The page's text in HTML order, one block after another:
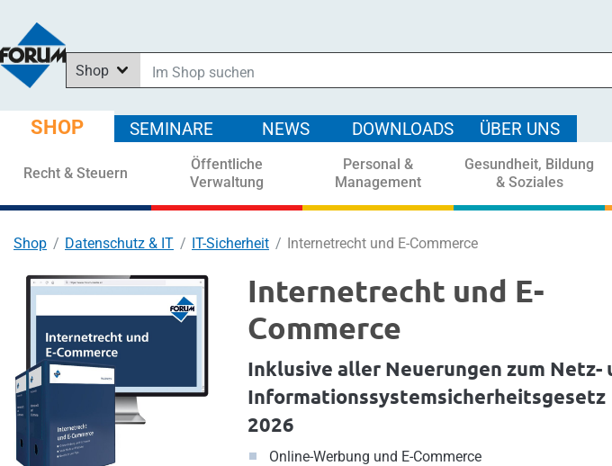
Shop
In News suchen
In Downloads suchen
In Seminaren suchen
SHOP SEMINARE NEWS DOWNLOADS ÜBER UNS
Recht & Steuern
Öffentliche
Verwaltung
Personal &
Management
Gesundheit, Bildung
& Soziales
Shop Datenschutz & IT IT-Sicherheit Internetrecht und E-Commerce
Internetrecht und E-
Commerce
Inklusive aller Neuerungen zum Netz-
Informationssystemsicherheitsgesetz
2026
Online-Werbung und E-Commerce